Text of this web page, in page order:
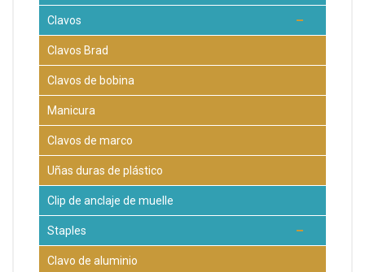
Clavos
Clavos Brad
Clavos de bobina
Manicura
Clavos de marco
Uñas duras de plástico
Clip de anclaje de muelle
Staples
Clavo de aluminio